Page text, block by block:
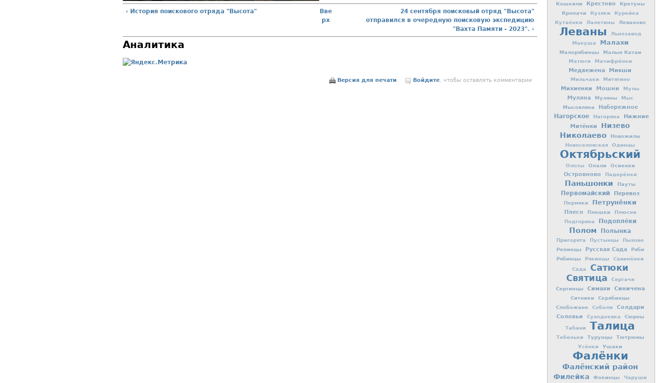
‹ История поискового отряда "Высота"
Вве
рх
24 сентября поисковый отряд "Высота"
отправился в очередную поисковую экспедицию
"Вахта Памяти - 2023". ›
Аналитика
Версия для печати Войдите, чтобы оставлять комментарии
Кошкили Крестово
Кретуны
Кропачи
Кузяки
Курейка
Кутаёнки
Лалетины Леваново
Леваны
Льнозавод
Макуша
Малахи
Малорябинцы Малые Катаи
Матюги Мачифрёнки
Медвежена Микши
Мильчаки Митягино
Михиенки Мошни Мулы
Муляна Муляны Мыс
Мысовляна Набережное
Нагорское Нагоряна
Нижние
Митёнки
Низево
Николаево Новожилы
Новоселовская Одинцы
Октябрьский
Олозы Опали Осиенки
Островново Падерёнки
Паньшонки Пауты
Первомайский Перевоз
Пермяки Петрунёнки
Плесо Плешки
Плюсни
Подгоряна
Подоплёки
Полом Полынка
Пригорята Пустынцы Пыхово
Репинцы Русская Сада
Ряби
Рябинцы
Рякинцы
Савинёнки
Сада
Сатюки
Святица
Сергачи
Сергинцы Симахи Синичена
Ситники
Скрябинцы
Слобожане
Соболи
Солдари
Соловьи
Суходоевка Сюрны
Табани Талица
Тебеньки Турунцы Тютрюмы
Усёнки Ушаки
Фалёнки
Фалёнский район
Филейка Фокинцы Чаруши